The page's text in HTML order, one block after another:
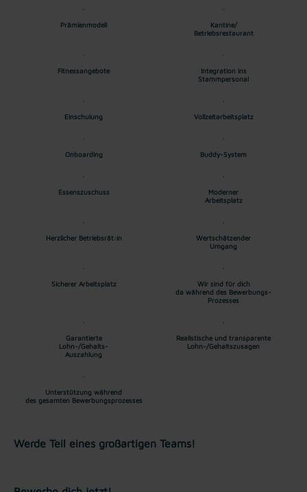
Prämienmodell
Kantine/
Betriebsrestaurant
Fitnessangebote
Integration ins
Stammpersonal
Einschulung Vollzeitarbeitsplatz
Onboarding Buddy-System
Essenszuschuss
Moderner
Arbeitsplatz
Herzlicher Betriebsrät:in
Wertschätzender
Umgang
Sicherer Arbeitsplatz
Wir sind für dich
da während des Bewerbungs-
Prozesses
Garantierte
Lohn-/Gehalts-
Auszahlung
Realistische und transparente
Lohn-/Gehaltszusagen
Unterstützung während
des gesamten Bewerbungsprozesses
Werde Teil eines großartigen Teams!